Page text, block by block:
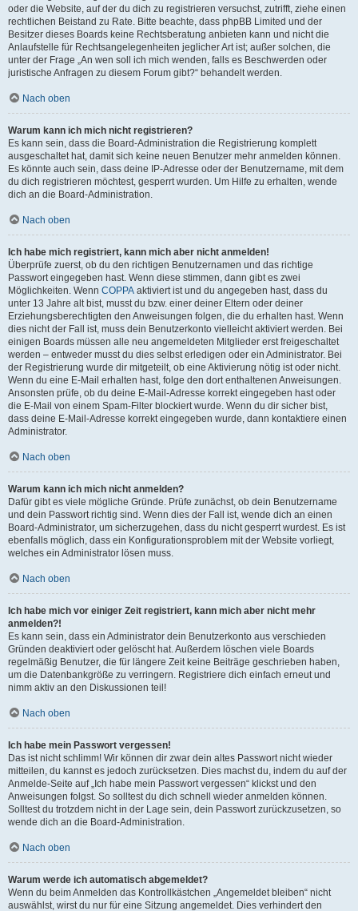
oder die Website, auf der du dich zu registrieren versuchst, zutrifft, ziehe einen
rechtlichen Beistand zu Rate. Bitte beachte, dass phpBB Limited und der
Besitzer dieses Boards keine Rechtsberatung anbieten kann und nicht die
Anlaufstelle für Rechtsangelegenheiten jeglicher Art ist; außer solchen, die
unter der Frage „An wen soll ich mich wenden, falls es Beschwerden oder
juristische Anfragen zu diesem Forum gibt?“ behandelt werden.
Nach oben
Warum kann ich mich nicht registrieren?
Es kann sein, dass die Board-Administration die Registrierung komplett
ausgeschaltet hat, damit sich keine neuen Benutzer mehr anmelden können.
Es könnte auch sein, dass deine IP-Adresse oder der Benutzername, mit dem
du dich registrieren möchtest, gesperrt wurden. Um Hilfe zu erhalten, wende
dich an die Board-Administration.
Nach oben
Ich habe mich registriert, kann mich aber nicht anmelden!
Überprüfe zuerst, ob du den richtigen Benutzernamen und das richtige
Passwort eingegeben hast. Wenn diese stimmen, dann gibt es zwei
Möglichkeiten. Wenn COPPA aktiviert ist und du angegeben hast, dass du
unter 13 Jahre alt bist, musst du bzw. einer deiner Eltern oder deiner
Erziehungsberechtigten den Anweisungen folgen, die du erhalten hast. Wenn
dies nicht der Fall ist, muss dein Benutzerkonto vielleicht aktiviert werden. Bei
einigen Boards müssen alle neu angemeldeten Mitglieder erst freigeschaltet
werden – entweder musst du dies selbst erledigen oder ein Administrator. Bei
der Registrierung wurde dir mitgeteilt, ob eine Aktivierung nötig ist oder nicht.
Wenn du eine E-Mail erhalten hast, folge den dort enthaltenen Anweisungen.
Ansonsten prüfe, ob du deine E-Mail-Adresse korrekt eingegeben hast oder
die E-Mail von einem Spam-Filter blockiert wurde. Wenn du dir sicher bist,
dass deine E-Mail-Adresse korrekt eingegeben wurde, dann kontaktiere einen
Administrator.
Nach oben
Warum kann ich mich nicht anmelden?
Dafür gibt es viele mögliche Gründe. Prüfe zunächst, ob dein Benutzername
und dein Passwort richtig sind. Wenn dies der Fall ist, wende dich an einen
Board-Administrator, um sicherzugehen, dass du nicht gesperrt wurdest. Es ist
ebenfalls möglich, dass ein Konfigurationsproblem mit der Website vorliegt,
welches ein Administrator lösen muss.
Nach oben
Ich habe mich vor einiger Zeit registriert, kann mich aber nicht mehr
anmelden?!
Es kann sein, dass ein Administrator dein Benutzerkonto aus verschieden
Gründen deaktiviert oder gelöscht hat. Außerdem löschen viele Boards
regelmäßig Benutzer, die für längere Zeit keine Beiträge geschrieben haben,
um die Datenbankgröße zu verringern. Registriere dich einfach erneut und
nimm aktiv an den Diskussionen teil!
Nach oben
Ich habe mein Passwort vergessen!
Das ist nicht schlimm! Wir können dir zwar dein altes Passwort nicht wieder
mitteilen, du kannst es jedoch zurücksetzen. Dies machst du, indem du auf der
Anmelde-Seite auf „Ich habe mein Passwort vergessen“ klickst und den
Anweisungen folgst. So solltest du dich schnell wieder anmelden können.
Solltest du trotzdem nicht in der Lage sein, dein Passwort zurückzusetzen, so
wende dich an die Board-Administration.
Nach oben
Warum werde ich automatisch abgemeldet?
Wenn du beim Anmelden das Kontrollkästchen „Angemeldet bleiben“ nicht
auswählst, wirst du nur für eine Sitzung angemeldet. Dies verhindert den